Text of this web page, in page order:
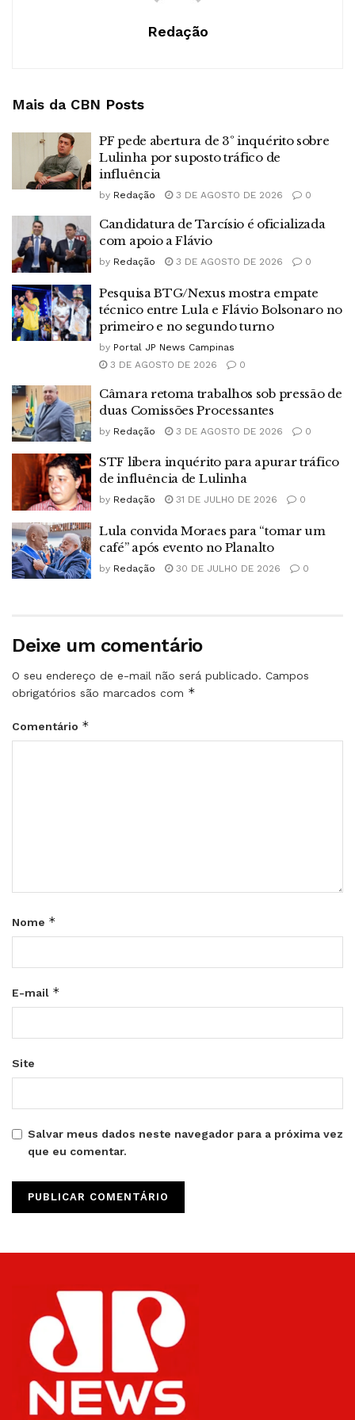
Redação
Mais da CBN Posts
PF pede abertura de 3º inquérito sobre
Lulinha por suposto tráfico de
influência
by Redação 3 DE AGOSTO DE 2026 0
Candidatura de Tarcísio é oficializada
com apoio a Flávio
by Redação 3 DE AGOSTO DE 2026 0
Pesquisa BTG/Nexus mostra empate
técnico entre Lula e Flávio Bolsonaro no
primeiro e no segundo turno
by Portal JP News Campinas
3 DE AGOSTO DE 2026
0
Câmara retoma trabalhos sob pressão de
duas Comissões Processantes
by Redação 3 DE AGOSTO DE 2026 0
STF libera inquérito para apurar tráfico
de influência de Lulinha
by Redação 31 DE JULHO DE 2026 0
Lula convida Moraes para “tomar um
café” após evento no Planalto
by Redação 30 DE JULHO DE 2026 0
Deixe um comentário
O seu endereço de e-mail não será publicado. Campos
obrigatórios são marcados com *
Comentário *
Nome *
E-mail *
Site
Salvar meus dados neste navegador para a próxima vez
que eu comentar.